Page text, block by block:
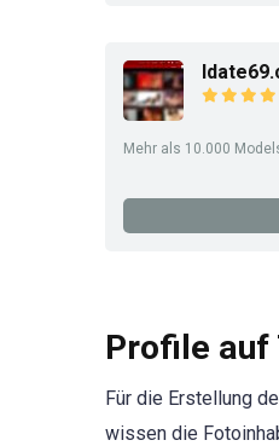
Mehr als 10.000
Profile
Für die Erstellung
wissen die